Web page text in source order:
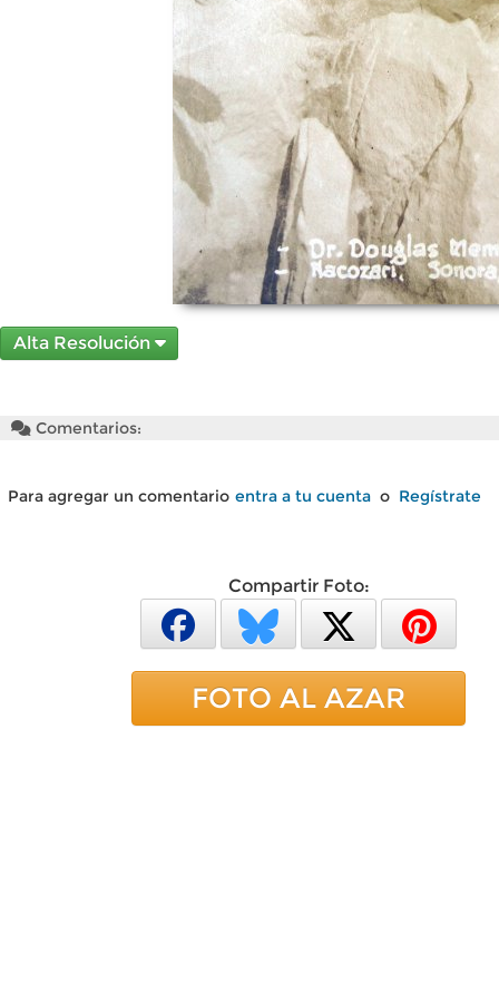
Alta Resolución
Comentarios:
Para agregar un comentario entra a tu cuenta o Regístrate
Compartir Foto:
FOTO AL AZAR